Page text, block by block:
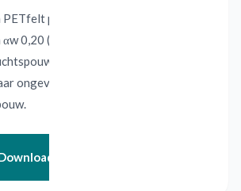
panelen scoren NRC 0,45
0,20 (op ondergrond). Met
of lamineren naar 18-24 mm
ongeveer 0,75-0,90, afhankelijk van
specificatieblad